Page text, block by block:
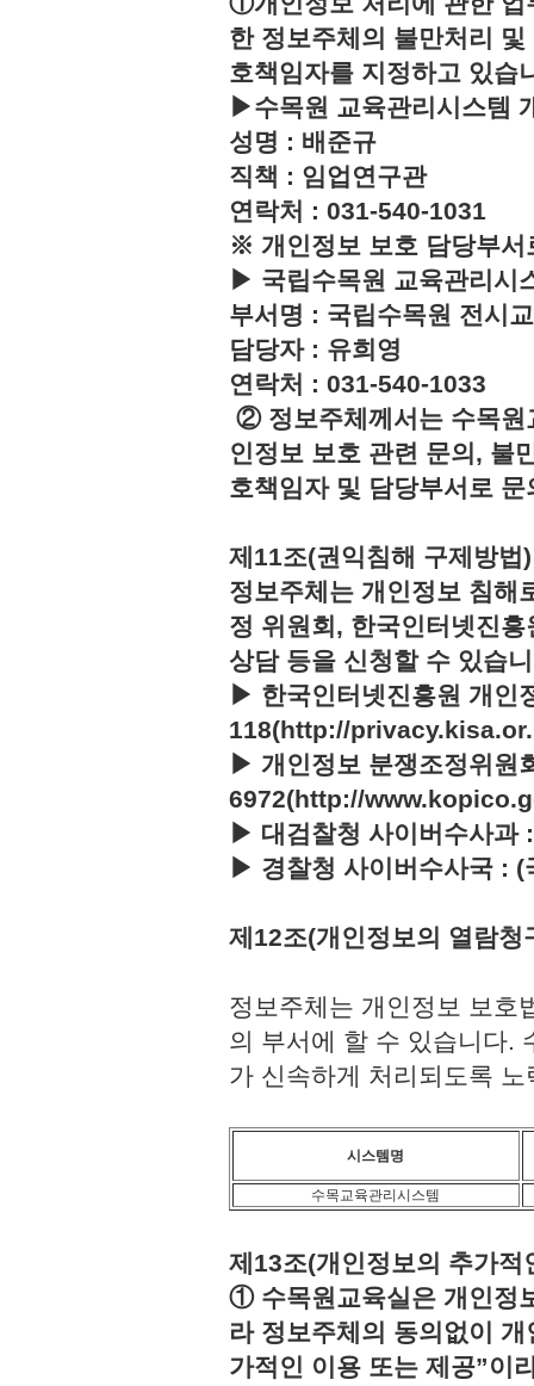
한 정보주체의 불만처리
호책임자를 지정하고 있습
▶수목원 교육관리시스템
성명 : 배준규
직책 : 임업연구관
연락처 : 031-540-1031
※ 개인정보 보호 담당부서
▶ 국립수목원 교육관리시
부서명 : 국립수목원 전시
담당자 : 유희영
연락처 : 031-540-1033
② 정보주체께서는 수목원
인정보 보호 관련 문의, 불
호책임자 및 담당부서로
제11조(권익침해 구제방법)
정보주체는 개인정보 침해
정 위원회, 한국인터넷진
상담 등을 신청할 수 있습
▶ 한국인터넷진흥원 개인
118(http://
▶ 개인정보 분쟁조정위원
6972(http://
▶ 대검찰청 사이버수사
▶ 경찰청 사이버수사국 :
제12조(개인정보의 열람청
정보주체는 개인정보 보호
의 부서에 할 수 있습니다.
가 신속하게 처리되도록
시스템명
수목교육관리시스템
제13조(개인정보의 추가적
① 수목원교육실은 개인정
라 정보주체의 동의없이
가적인 이용 또는 제공”이